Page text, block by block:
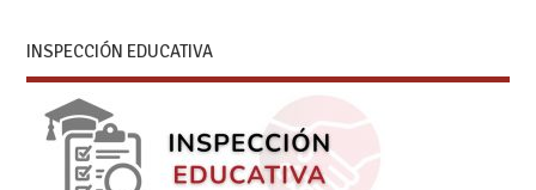
INSPECCIÓN EDUCATIVA